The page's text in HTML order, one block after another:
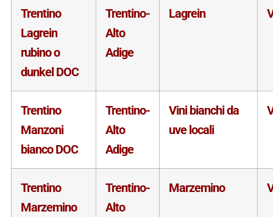
Trentino
Lagrein
rubino o
dunkel DOC
Trentino-
Alto
Adige
Lagrein
Trentino
Manzoni
bianco DOC
Trentino-
Alto
Adige
Vini bianchi da
uve locali
Trentino
Marzemino
Trentino-
Alto
Marzemino